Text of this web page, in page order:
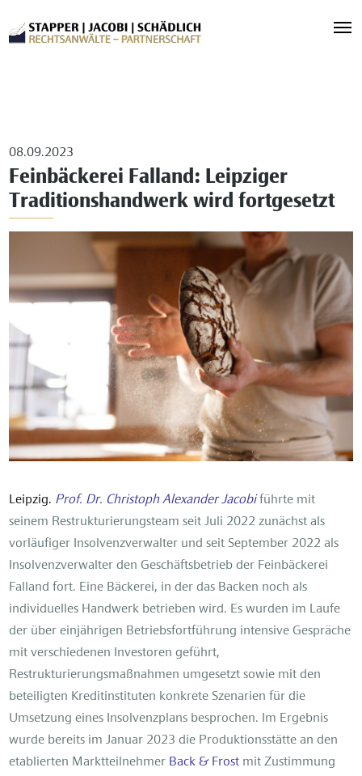
08.09.2023
Feinbäckerei Falland: Leipziger
Traditionshandwerk wird fortgesetzt
Leipzig. Prof. Dr. Christoph Alexander Jacobi führte mit
seinem Restrukturierungsteam seit Juli 2022 zunächst als
vorläufiger Insolvenzverwalter und seit September 2022 als
Insolvenzverwalter den Geschäftsbetrieb der Feinbäckerei
Falland fort. Eine Bäckerei, in der das Backen noch als
individuelles Handwerk betrieben wird. Es wurden im Laufe
der über einjährigen Betriebsfortführung intensive Gespräche
mit verschiedenen Investoren geführt,
Restrukturierungsmaßnahmen umgesetzt sowie mit den
beteiligten Kreditinstituten konkrete Szenarien für die
Umsetzung eines Insolvenzplans besprochen. Im Ergebnis
wurde bereits im Januar 2023 die Produktionsstätte an den
etablierten Marktteilnehmer Back & Frost mit Zustimmung